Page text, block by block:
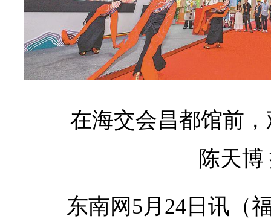
在海交会昌都馆前
陈天博
东南网5月24日讯（